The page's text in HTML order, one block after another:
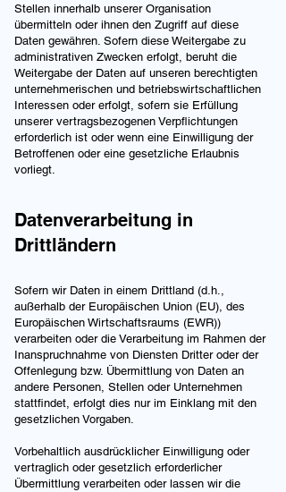
Stellen innerhalb unserer Organisation
übermitteln oder ihnen den Zugriff auf diese
Daten gewähren. Sofern diese Weitergabe zu
administrativen Zwecken erfolgt, beruht die
Weitergabe der Daten auf unseren berechtigten
unternehmerischen und betriebswirtschaftlichen
Interessen oder erfolgt, sofern sie Erfüllung
unserer vertragsbezogenen Verpflichtungen
erforderlich ist oder wenn eine Einwilligung der
Betroffenen oder eine gesetzliche Erlaubnis
vorliegt.
Datenverarbeitung in
Drittländern
Sofern wir Daten in einem Drittland (d.h.,
außerhalb der Europäischen Union (EU), des
Europäischen Wirtschaftsraums (EWR))
verarbeiten oder die Verarbeitung im Rahmen der
Inanspruchnahme von Diensten Dritter oder der
Offenlegung bzw. Übermittlung von Daten an
andere Personen, Stellen oder Unternehmen
stattfindet, erfolgt dies nur im Einklang mit den
gesetzlichen Vorgaben.
Vorbehaltlich ausdrücklicher Einwilligung oder
vertraglich oder gesetzlich erforderlicher
Übermittlung verarbeiten oder lassen wir die